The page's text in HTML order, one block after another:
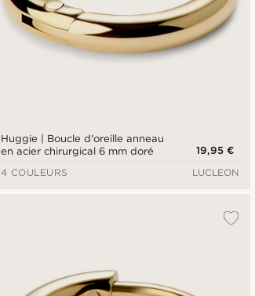
Huggie | Boucle d'oreille anneau
en acier chirurgical 6 mm doré
19,95 €
4 COULEURS
LUCLEON